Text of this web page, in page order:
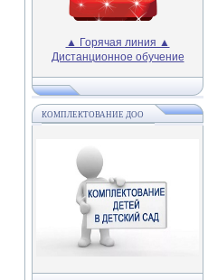
▲ Горячая линия ▲
Дистанционное обучение
КОМПЛЕКТОВАНИЕ ДОО